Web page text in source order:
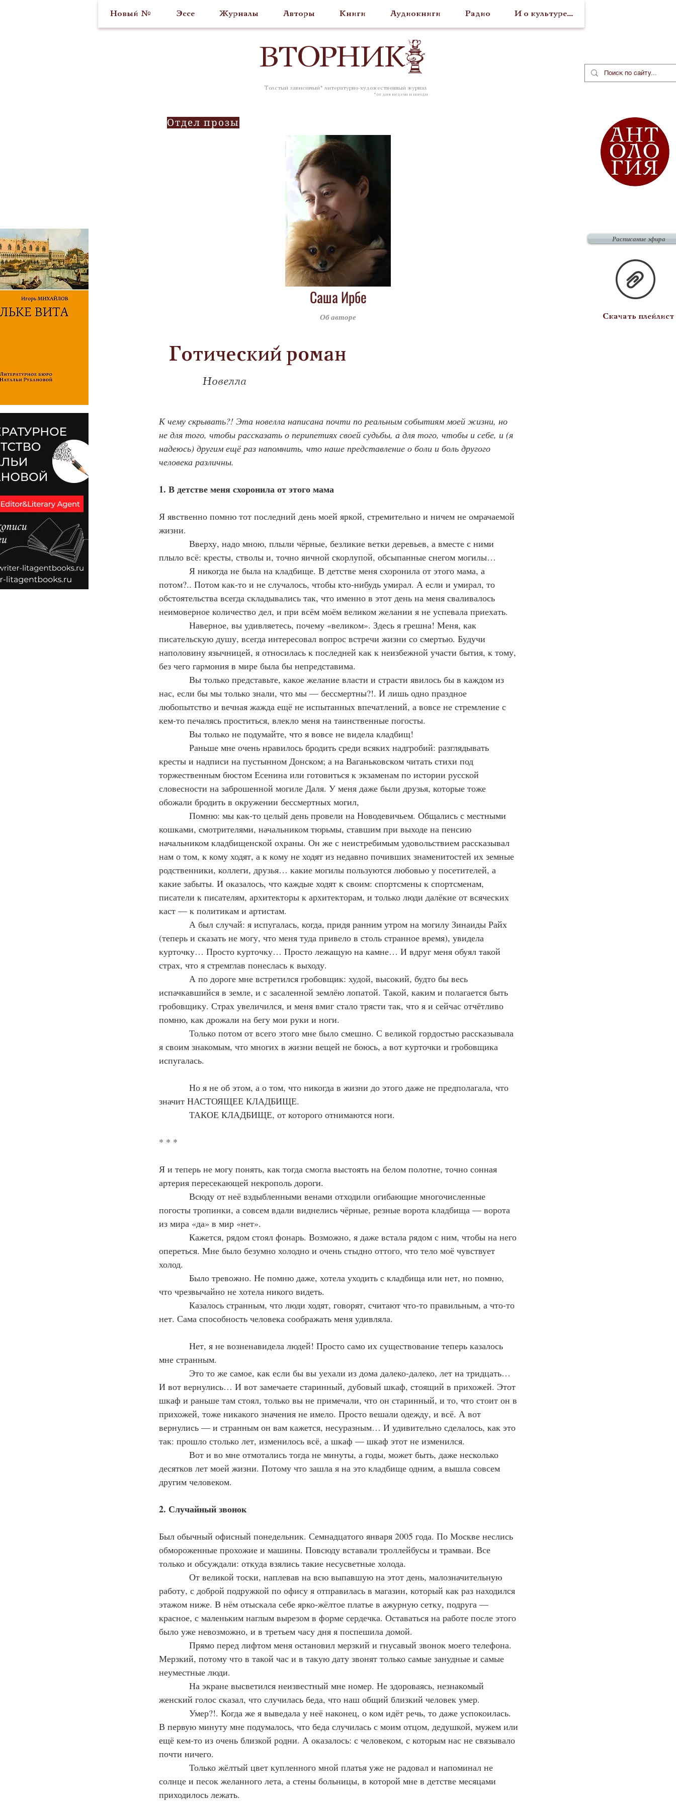
Новый № Эссе Журналы Авторы Книги Аудиокниги Радио И о культуре...
ВТОРНИК
Толстый зависимый* литературно-художественный журнал
* от дня недели и погоды
Отдел прозы
Саша Ирбе
Об авторе
Готический роман
Новелла
К чему скрывать?! Эта новелла написана почти по реальным событиям моей жизни, но
не для того, чтобы рассказать о перипетиях своей судьбы, а для того, чтобы и себе, и (я
надеюсь) другим ещё раз напомнить, что наше представление о боли и боль другого
человека различны.
1. В детстве меня схоронила от этого мама
Я явственно помню тот последний день моей яркой, стремительно и ничем не омрачаемой
жизни.
плыло всё: кресты, стволы и, точно яичной скорлупой, обсыпанные снегом могилы…
потом?.. Потом как-то и не случалось, чтобы кто-нибудь умирал. А если и умирал, то
обстоятельства всегда складывались так, что именно в этот день на меня сваливалось
неимоверное количество дел, и при всём моём великом желании я не успевала приехать.
писательскую душу, всегда интересовал вопрос встречи жизни со смертью. Будучи
наполовину язычницей, я относилась к последней как к неизбежной участи бытия, к тому,
без чего гармония в мире была бы непредставима.
нас, если бы мы только знали, что мы — бессмертны?!. И лишь одно праздное
любопытство и вечная жажда ещё не испытанных впечатлений, а вовсе не стремление с
кем-то печалясь проститься, влекло меня на таинственные погосты.
            Вы только не подумайте, что я вовсе не видела кладбищ!
кресты и надписи на пустынном Донском; а на Ваганьковском читать стихи под
торжественным бюстом Есенина или готовиться к экзаменам по истории русской
словесности на заброшенной могиле Даля. У меня даже были друзья, которые тоже
обожали бродить в окружении бессмертных могил,
кошками, смотрителями, начальником тюрьмы, ставшим при выходе на пенсию
начальником кладбищенской охраны. Он же с неистребимым удовольствием рассказывал
нам о том, к кому ходят, а к кому не ходят из недавно почивших знаменитостей их земные
родственники, коллеги, друзья… какие могилы пользуются любовью у посетителей, а
какие забыты. И оказалось, что каждые ходят к своим: спортсмены к спортсменам,
писатели к писателям, архитекторы к архитекторам, и только люди далёкие от всяческих
каст — к политикам и артистам.
(теперь и сказать не могу, что меня туда привело в столь странное время), увидела
курточку… Просто курточку… Просто лежащую на камне… И вдруг меня обуял такой
страх, что я стремглав понеслась к выходу.
испачкавшийся в земле, и с засаленной землёю лопатой. Такой, каким и полагается быть
гробовщику. Страх увеличился, и меня вмиг стало трясти так, что я и сейчас отчётливо
помню, как дрожали на бегу мои руки и ноги.
я своим знакомым, что многих в жизни вещей не боюсь, а вот курточки и гробовщика
испугалась.
значит НАСТОЯЩЕЕ КЛАДБИЩЕ.
            ТАКОЕ КЛАДБИЩЕ, от которого отнимаются ноги.
* * *
Я и теперь не могу понять, как тогда смогла выстоять на белом полотне, точно сонная
артерия пересекающей некрополь дороги.
погосты тропинки, а совсем вдали виднелись чёрные, резные ворота кладбища — ворота
из мира «да» в мир «нет».
опереться. Мне было безумно холодно и очень стыдно оттого, что тело моё чувствует
холод.
что чрезвычайно не хотела никого видеть.
нет. Сама способность человека соображать меня удивляла.
мне странным.
И вот вернулись… И вот замечаете старинный, дубовый шкаф, стоящий в прихожей. Этот
шкаф и раньше там стоял, только вы не примечали, что он старинный, и то, что стоит он в
прихожей, тоже никакого значения не имело. Просто вешали одежду, и всё. А вот
вернулись — и странным он вам кажется, несуразным… И удивительно сделалось, как это
так: прошло столько лет, изменилось всё, а шкаф — шкаф этот не изменился.
десятков лет моей жизни. Потому что зашла я на это кладбище одним, а вышла совсем
другим человеком.
2. Случайный звонок
Был обычный офисный понедельник. Семнадцатого января 2005 года. По Москве неслись
обмороженные прохожие и машины. Повсюду вставали троллейбусы и трамваи. Все
только и обсуждали: откуда взялись такие несусветные холода.
работу, с доброй подружкой по офису я отправилась в магазин, который как раз находился
этажом ниже. В нём отыскала себе ярко-жёлтое платье в ажурную сетку, подруга —
красное, с маленьким наглым вырезом в форме сердечка. Оставаться на работе после этого
было уже невозможно, и в третьем часу дня я поспешила домой.
Мерзкий, потому что в такой час и в такую дату звонят только самые занудные и самые
неуместные люди.
женский голос сказал, что случилась беда, что наш общий близкий человек умер.
В первую минуту мне подумалось, что беда случилась с моим отцом, дедушкой, мужем или
ещё кем-то из очень близкой родни. А оказалось: с человеком, с которым нас не связывало
почти ничего.
солнце и песок желанного лета, а стены больницы, в которой мне в детстве месяцами
приходилось лежать.
Расписание эфира
Скачать плейлист